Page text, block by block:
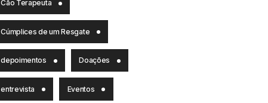
Cão Terapeuta
Cúmplices de um Resgate
depoimentos Doações
entrevista Eventos